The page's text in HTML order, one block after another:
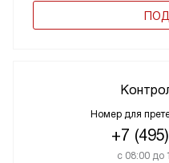
Номер для
+7
с 08:00 до